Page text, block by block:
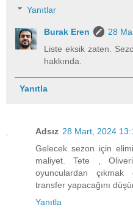
Yanıtlar
Burak Eren
28
Liste eksik zaten.
hakkında.
Yanıtla
Adsız 28 Mart, 2024
Gelecek sezon için
maliyet. Tete ,
oyunculardan
transfer yapacağını
Yanıtla